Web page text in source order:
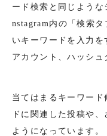
ード検索と同じよう
nstagram内の「検索
いキーワードを入力
アカウント、ハッシュ
当てはまるキーワー
ドに関連した投稿や
ようになっています